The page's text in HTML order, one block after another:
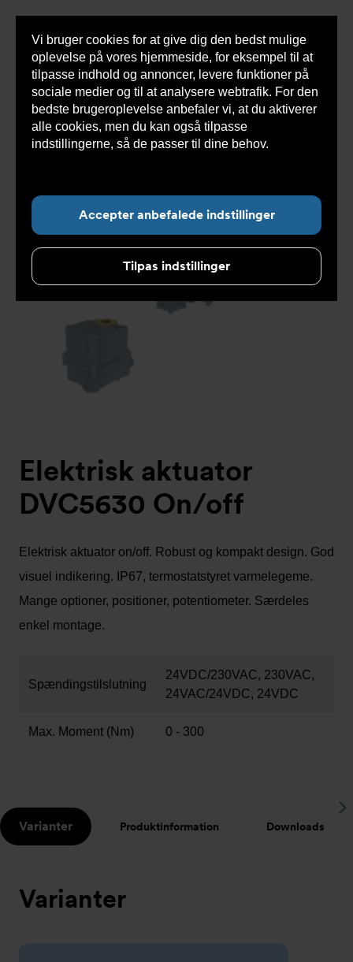
Vi bruger cookies for at give dig den bedst mulige
oplevelse på vores hjemmeside, for eksempel til at
tilpasse indhold og annoncer, levere funktioner på
sociale medier og til at analysere webtrafik. For den
bedste brugeroplevelse anbefaler vi, at du aktiverer
alle cookies, men du kan også tilpasse
indstillingerne, så de passer til dine behov.
Accepter anbefalede indstillinger
Tilpas indstillinger
Du
her:
Armatec > Produkter >
Automatisering aktuatorer og
gear
> Elektriske aktuatorer > On/off
aktuator DVC5630 On/off
Elektrisk aktuator
DVC5630 On/off
Elektrisk aktuator on/off. Robust og kompakt design. God
visuel indikering. IP67, termostatstyret varmelegeme.
Mange optioner, positioner, potentiometer. Særdeles
enkel montage.
Spændingstilslutning
24VDC/230VAC, 230VAC,
24VAC/24VDC, 24VDC
Max. Moment (Nm) 0 - 300
Varianter Produktinformation Downloads
Varianter